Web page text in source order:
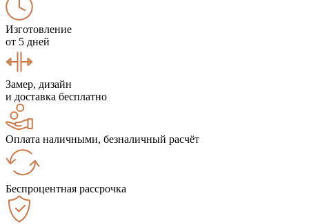
Изготовление
от 5 дней
Замер, дизайн
и доставка бесплатно
Оплата наличными, безналичный расчёт
Беспроцентная рассрочка